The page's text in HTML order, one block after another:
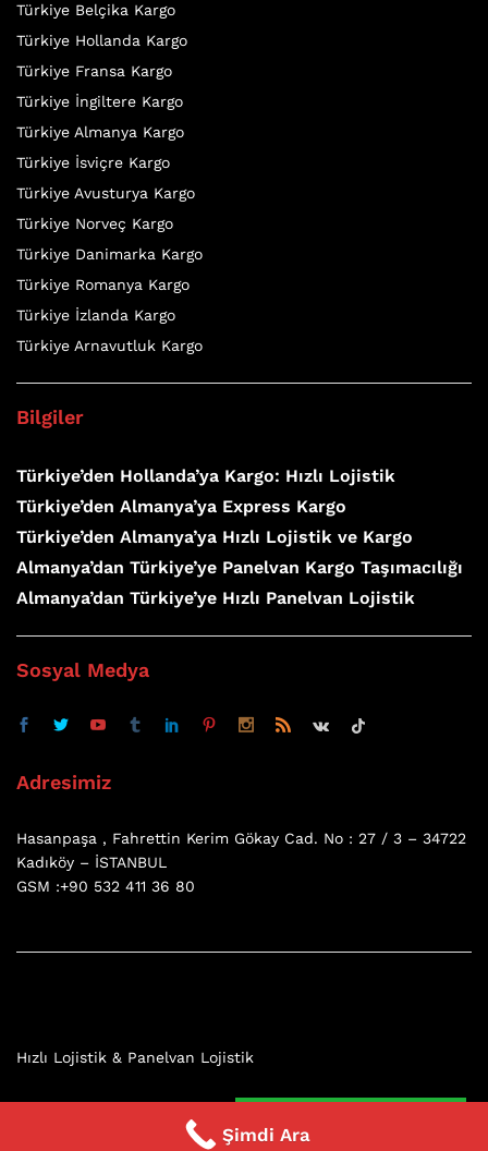
Türkiye Belçika Kargo
Türkiye Hollanda Kargo
Türkiye Fransa Kargo
Türkiye İngiltere Kargo
Türkiye Almanya Kargo
Türkiye İsviçre Kargo
Türkiye Avusturya Kargo
Türkiye Norveç Kargo
Türkiye Danimarka Kargo
Türkiye Romanya Kargo
Türkiye İzlanda Kargo
Türkiye Arnavutluk Kargo
Bilgiler
Türkiye’den Hollanda’ya Kargo: Hızlı Lojistik
Türkiye’den Almanya’ya Express Kargo
Türkiye’den Almanya’ya Hızlı Lojistik ve Kargo
Almanya’dan Türkiye’ye Panelvan Kargo Taşımacılığı
Almanya’dan Türkiye’ye Hızlı Panelvan Lojistik
Sosyal Medya
Adresimiz
Hasanpaşa , Fahrettin Kerim Gökay Cad. No : 27 / 3 – 34722
Kadıköy – İSTANBUL
GSM :+90 532 411 36 80
Hızlı Lojistik & Panelvan Lojistik
Şimdi Ara